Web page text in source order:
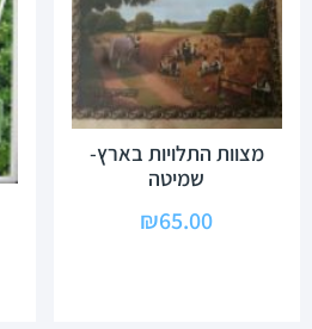
מצוות התלויות בארץ-
שמיטה
₪65.00